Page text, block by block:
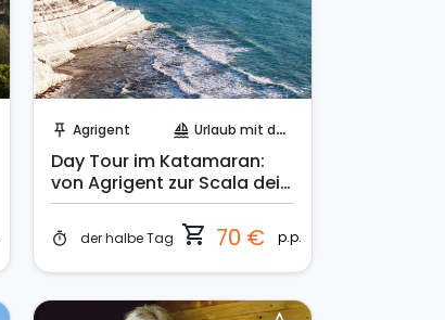
push_pin Agrigent sailing Urlaub mit dem Segelboot
Day Tour im Katamaran:
von Agrigent zur Scala dei
Turchi
timer der halbe Tag shopping_cart 70 € p.p.